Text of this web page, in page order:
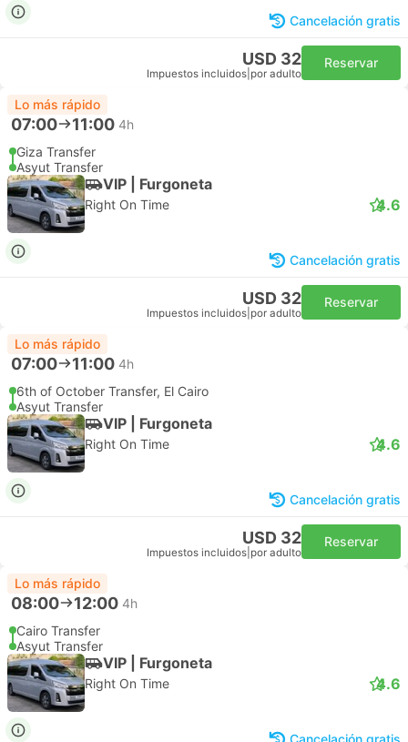
Cancelación gratis
USD 32
Impuestos incluidos por adulto
Reservar
Lo más rápido
07:00 11:00 4h
Giza Transfer
Asyut Transfer
VIP | Furgoneta
Right On Time 4.6
Cancelación gratis
USD 32
Impuestos incluidos por adulto
Reservar
Lo más rápido
07:00 11:00 4h
6th of October Transfer, El Cairo
Asyut Transfer
VIP | Furgoneta
Right On Time 4.6
Cancelación gratis
USD 32
Impuestos incluidos por adulto
Reservar
Lo más rápido
08:00 12:00 4h
Cairo Transfer
Asyut Transfer
VIP | Furgoneta
Right On Time 4.6
Cancelación gratis